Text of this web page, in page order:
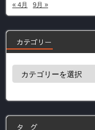
« 4月 9月 »
カテゴリー
カ
ー
タ グ